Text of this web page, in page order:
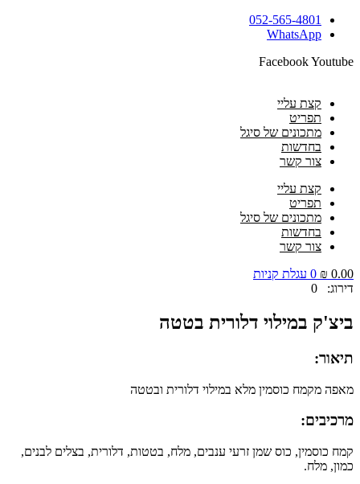
לתוכן
052-565-4801
WhatsApp
FacebookYoutube
קצת עליי
תפריט
מתכונים של סיגל
בחדשות
צור קשר
קצת עליי
תפריט
מתכונים של סיגל
בחדשות
צור קשר
₪ 0.00
0 עגלת קניות
דירוג: 0
ביצ'ק במילוי דלורית בטטה
תיאור:
מאפה מקמח כוסמין מלא במילוי דלורית ובטטה
מרכיבים:
קמח כוסמין, כוס שמן זרעי ענבים, מלח, בטטות, דלורית, בצלים לבנים,
כמון, מלח.